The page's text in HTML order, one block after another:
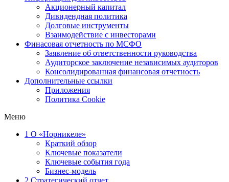
Акционерный капитал
Дивидендная политика
Долговые инструменты
Взаимодействие с инвеcторами
Финасовая отчетность по МСФО
Заявление об ответственности руководства
Аудиторское заключение независимых аудиторов
Консолидированная финансовая отчетность
Дополнительные ссылки
Приложения
Политика Cookie
Меню
1 О «Норникеле»
Краткий обзор
Ключевые показатели
Ключевые события года
Бизнес-модель
2 Стратегический отчет